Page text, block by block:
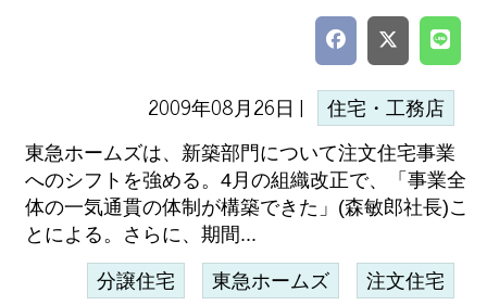
2009年08月26日 | 住宅・工務店
東急ホームズは、新築部門について注文住宅事業
へのシフトを強める。4月の組織改正で、「事業全
体の一気通貫の体制が構築できた」(森敏郎社長)こ
とによる。さらに、期間...
分譲住宅 東急ホームズ 注文住宅